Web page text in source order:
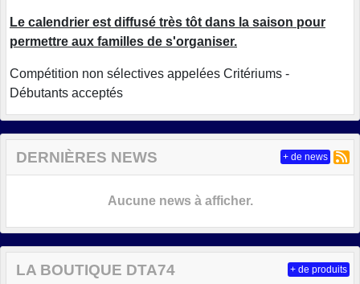
Le calendrier est diffusé très tôt dans la saison pour
permettre aux familles de s'organiser.
Compétition non sélectives appelées Critériums -
Débutants acceptés
DERNIÈRES NEWS
Aucune news à afficher.
+ de news
LA BOUTIQUE DTA74 + de produits